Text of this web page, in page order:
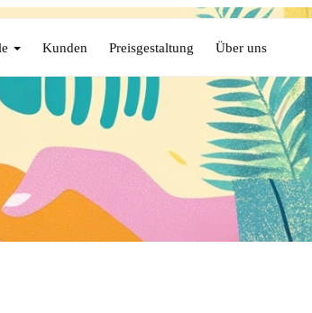
Kunden Preisgestaltung Über uns